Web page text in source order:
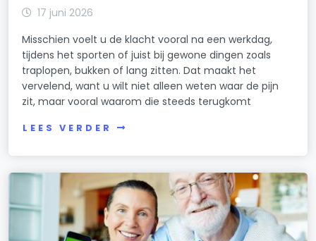
17 juni 2026
Misschien voelt u de klacht vooral na een werkdag,
tijdens het sporten of juist bij gewone dingen zoals
traplopen, bukken of lang zitten. Dat maakt het
vervelend, want u wilt niet alleen weten waar de pijn
zit, maar vooral waarom die steeds terugkomt
LEES VERDER